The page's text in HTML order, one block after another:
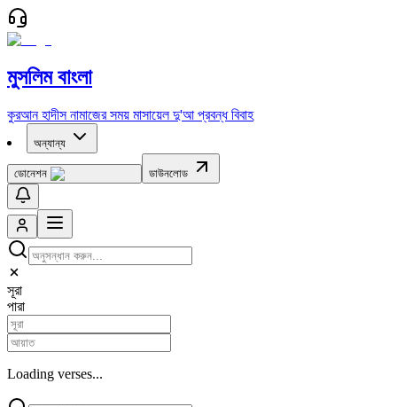
মুসলিম বাংলা
কুরআন হাদীস নামাজের সময় মাসায়েল দু'আ প্রবন্ধ বিবাহ
অন্যান্য
ডোনেশন ডাউনলোড
সূরা
পারা
Loading verses...